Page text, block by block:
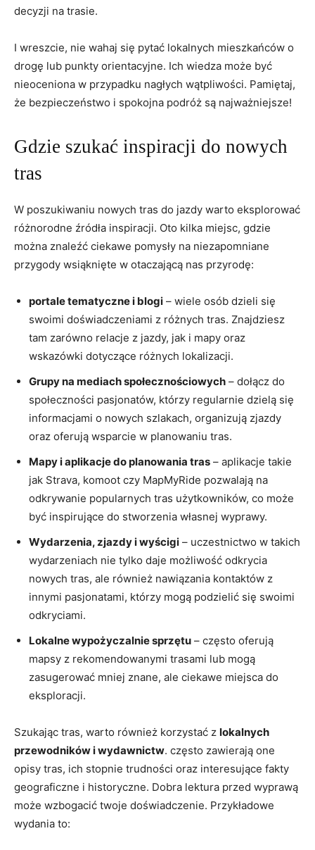
decyzji na trasie.
I wreszcie, nie wahaj się pytać lokalnych mieszkańców o
drogę lub punkty orientacyjne. Ich wiedza może być
nieoceniona w przypadku nagłych wątpliwości. Pamiętaj,
że bezpieczeństwo i spokojna podróż są najważniejsze!
Gdzie szukać inspiracji do nowych
tras
W poszukiwaniu nowych tras do jazdy warto eksplorować
różnorodne źródła inspiracji. Oto kilka miejsc, gdzie
można znaleźć ciekawe pomysły na niezapomniane
przygody wsiąknięte w otaczającą nas przyrodę:
portale tematyczne i blogi – wiele osób dzieli się
swoimi doświadczeniami z różnych tras. Znajdziesz
tam zarówno relacje z jazdy, jak i mapy oraz
wskazówki dotyczące różnych lokalizacji.
Grupy na mediach społecznościowych – dołącz do
społeczności pasjonatów, którzy regularnie dzielą się
informacjami o nowych szlakach, organizują zjazdy
oraz oferują wsparcie w planowaniu tras.
Mapy i aplikacje do planowania tras – aplikacje takie
jak Strava, komoot czy MapMyRide pozwalają na
odkrywanie popularnych tras użytkowników, co może
być inspirujące do stworzenia własnej wyprawy.
Wydarzenia, zjazdy i wyścigi – uczestnictwo w takich
wydarzeniach nie tylko daje możliwość odkrycia
nowych tras, ale również nawiązania kontaktów z
innymi pasjonatami, którzy mogą podzielić się swoimi
odkryciami.
Lokalne wypożyczalnie sprzętu – często oferują
mapsy z rekomendowanymi trasami lub mogą
zasugerować mniej znane, ale ciekawe miejsca do
eksploracji.
Szukając tras, warto również korzystać z lokalnych
przewodników i wydawnictw. często zawierają one
opisy tras, ich stopnie trudności oraz interesujące fakty
geograficzne i historyczne. Dobra lektura przed wyprawą
może wzbogacić twoje doświadczenie. Przykładowe
wydania to: